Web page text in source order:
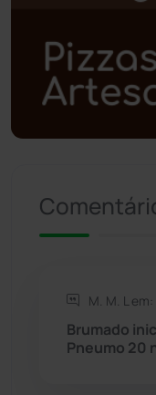
Polícia Civil
Polícia Militar
Política
Riacho de
Rio do Antônio
Rio do Pires
M. M. L em:
Brumado
Pneumo 20